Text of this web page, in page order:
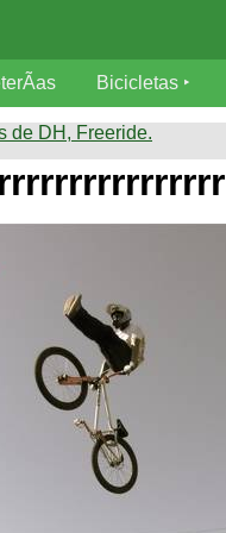
Bicicletas
de DH, Freeride.